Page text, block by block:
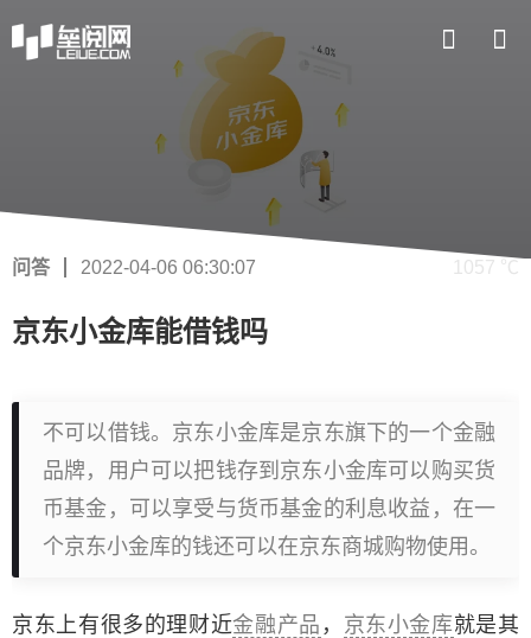
问答 2022-04-06 06:30:07 1057 ℃
京东小金库能借钱吗
不可以借钱。京东小金库是京东旗下的一个金融
品牌，用户可以把钱存到京东小金库可以购买货
币基金，可以享受与货币基金的利息收益，在一
个京东小金库的钱还可以在京东商城购物使用。
京东上有很多的理财近金融产品 ， 京东小金库就是其